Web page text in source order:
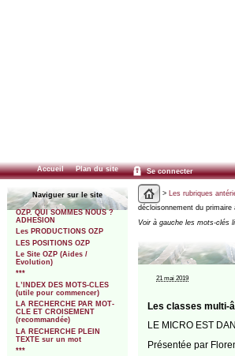
Accueil Plan du site Se connecter
Naviguer sur le site
OZP. QUI SOMMES NOUS ?
ADHESION
Les PRODUCTIONS OZP
LES POSITIONS OZP
Le Site OZP (Aides /
Evolution)
***
L’INDEX DES MOTS-CLES
(utile pour commencer)
LA RECHERCHE PAR MOT-
CLE ET CROISEMENT
(recommandée)
LA RECHERCHE PLEIN
TEXTE sur un mot
***
> Les rubriques
décloisonnement du primaire
Voir à gauche les mots-clés
21 mai 2019
Les classes multi-
LE MICRO EST
Présentée par